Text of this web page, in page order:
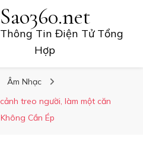
Sao360.net
Tin Điện Tử Tổng
Hợp
Âm Nhạc
treo người, làm một căn
Cần Ép